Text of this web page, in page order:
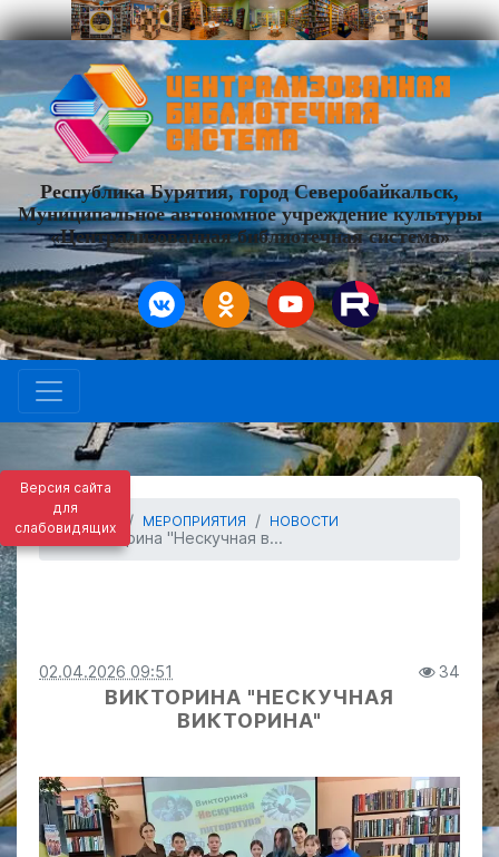
Версия сайта
для
слабовидящих
Республика Бурятия, город Северобайкальск,
Муниципальное автономное учреждение культуры
«Централизованная библиотечная система»
МЕРОПРИЯТИЯ НОВОСТИ
Викторина "Нескучная в...
02.04.2026 09:51 34
ВИКТОРИНА "НЕСКУЧНАЯ
ВИКТОРИНА"